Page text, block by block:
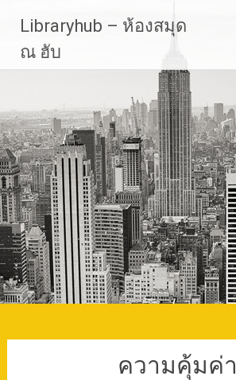
content
Libraryhub – ห้องสมุด
ณ ฮับ
ความคุ้มค่า